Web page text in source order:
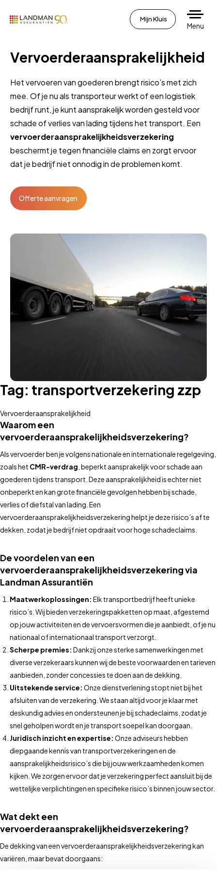
Mijn Kluis
Menu
Vervoerderaansprakelijkheid
Het vervoeren van goederen brengt risico’s met zich
mee. Of je nu als transporteur werkt of een logistiek
bedrijf runt, je kunt aansprakelijk worden gesteld voor
schade of verlies van lading tijdens het transport. Een
vervoerderaansprakelijkheidsverzekering
beschermt je tegen financiële claims en zorgt ervoor
dat je bedrijf niet onnodig in de problemen komt.
Offerte aanvragen
Tag: transportverzekering zzp
Vervoerderaansprakelijkheid
Waarom een
vervoerderaansprakelijkheidsverzekering?
Als vervoerder ben je volgens nationale en internationale regelgeving,
zoals het CMR-verdrag , beperkt aansprakelijk voor schade aan
goederen tijdens transport. Deze aansprakelijkheid is echter niet
onbeperkt en kan grote financiële gevolgen hebben bij schade,
verlies of diefstal van lading. Een
vervoerderaansprakelijkheidsverzekering helpt je deze risico’s af te
dekken, zodat je bedrijf niet opdraait voor hoge schadeclaims.
De voordelen van een
vervoerderaansprakelijkheidsverzekering via
Landman Assurantiën
Maatwerkoplossingen: Elk transportbedrijf heeft unieke
risico’s. Wij bieden verzekeringspakketten op maat, afgestemd
op jouw activiteiten en de vervoersvormen die je aanbiedt, of je nu
nationaal of internationaal transport verzorgt.
Scherpe premies: Dankzij onze sterke samenwerkingen met
diverse verzekeraars kunnen wij de beste voorwaarden en tarieven
aanbieden, zonder concessies te doen aan de dekking.
Uitstekende service: Onze dienstverlening stopt niet bij het
afsluiten van de verzekering. We staan altijd voor je klaar met
deskundig advies en ondersteunen je bij schadeclaims, zodat je
snel geholpen wordt en je transport soepel kan doorgaan.
Juridisch inzicht en expertise: Onze adviseurs hebben
diepgaande kennis van transportverzekeringen en de
aansprakelijkheidsrisico’s die bij jouw werkzaamheden komen
kijken. We zorgen ervoor dat je verzekering perfect aansluit bij de
wettelijke verplichtingen en specifieke risico’s binnen jouw sector.
Wat dekt een
vervoerderaansprakelijkheidsverzekering?
De dekking van een vervoerderaansprakelijkheidsverzekering kan
variëren, maar bevat doorgaans: